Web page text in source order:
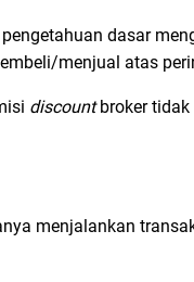
dasar
menjual atas
discountbroker
menjalankan